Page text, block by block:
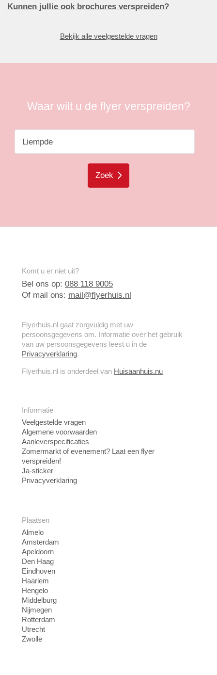
Kunnen jullie ook brochures verspreiden?
Bekijk alle veelgestelde vragen
Waar wilt u de flyer verspreiden?
Zoek
Komt u er niet uit?
Bel ons op: 088 118 9005
Of mail ons: mail@flyerhuis.nl
Flyerhuis.nl gaat zorgvuldig met uw
persoonsgegevens om. Informatie over het gebruik
van uw persoonsgegevens leest u in de
Privacyverklaring.
Flyerhuis.nl is onderdeel van Huisaanhuis.nu
Informatie
Veelgestelde vragen
Algemene voorwaarden
Aanleverspecificaties
Zomermarkt of evenement? Laat een flyer
verspreiden!
Ja-sticker
Privacyverklaring
Plaatsen
Almelo
Amsterdam
Apeldoorn
Den Haag
Eindhoven
Haarlem
Hengelo
Middelburg
Nijmegen
Rotterdam
Utrecht
Zwolle